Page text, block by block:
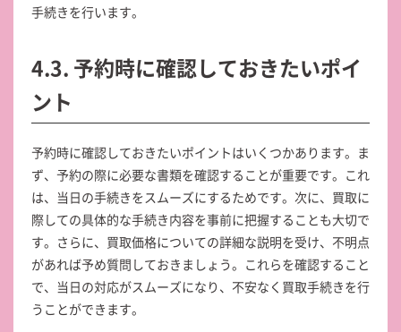
手続きを行います。
4.3. 予約時に確認しておきたいポイ
ント
予約時に確認しておきたいポイントはいくつかあります。ま
ず、予約の際に必要な書類を確認することが重要です。これ
は、当日の手続きをスムーズにするためです。次に、買取に
際しての具体的な手続き内容を事前に把握することも大切で
す。さらに、買取価格についての詳細な説明を受け、不明点
があれば予め質問しておきましょう。これらを確認すること
で、当日の対応がスムーズになり、不安なく買取手続きを行
うことができます。